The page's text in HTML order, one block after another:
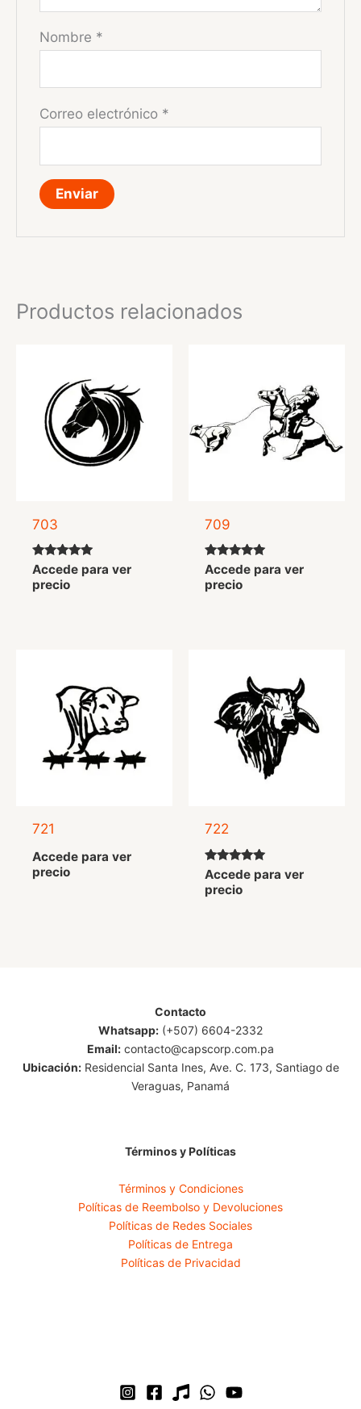
Nombre *
Correo electrónico *
Productos relacionados
703
Valorado
con
5.00
Accede para ver
precio
709
Valorado
con
5.00
Accede para ver
precio
721
Accede para ver
precio
722
Valorado
con
5.00
Accede para ver
precio
Contacto
Whatsapp: (+507) 6604-2332
Email: contacto@capscorp.com.pa
Ubicación:Residencial Santa Ines, Ave. C. 173, Santiago de
Veraguas, Panamá
Términos y Políticas
Términos y Condiciones
Políticas de Reembolso y Devoluciones
Políticas de Redes Sociales
Políticas de Entrega
Políticas de Privacidad